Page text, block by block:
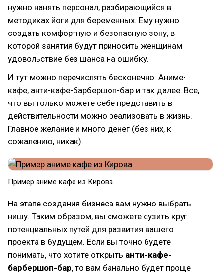
нужно нанять персонал, разбирающийся в
методиках йоги для беременных. Ему нужно
создать комфортную и безопасную зону, в
которой занятия будут приносить женщинам
удовольствие без шанса на ошибку.
И тут можно перечислять бесконечно. Аниме-
кафе, анти-кафе-барбершоп-бар и так далее. Все,
что вы только можете себе представить в
действительности можно реализовать в жизнь.
Главное желание и много денег (без них, к
сожалению, никак).
Пример аниме кафе из Кирова
На этапе создания бизнеса вам нужно выбрать
нишу. Таким образом, вы сможете сузить круг
потенциальных путей для развития вашего
проекта в будущем. Если вы точно будете
понимать, что хотите открыть анти-кафе-
барбершоп-бар, то вам банально будет проще